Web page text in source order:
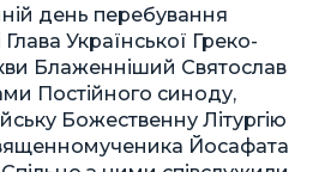
день перебування
Глава Української Греко-
Блаженніший Святослав
Постійного синоду,
Божественну Літургію
Йосафата